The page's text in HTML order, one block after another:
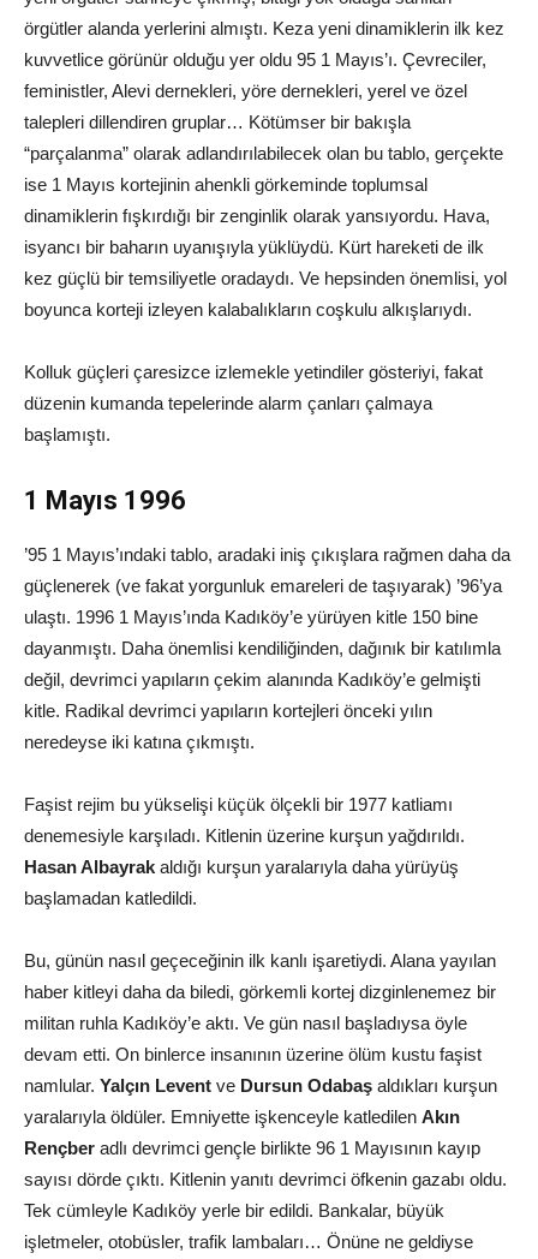
örgütler alanda yerlerini almıştı. Keza yeni dinamiklerin ilk kez
kuvvetlice görünür olduğu yer oldu 95 1 Mayıs’ı. Çevreciler,
feministler, Alevi dernekleri, yöre dernekleri, yerel ve özel
talepleri dillendiren gruplar… Kötümser bir bakışla
“parçalanma” olarak adlandırılabilecek olan bu tablo, gerçekte
ise 1 Mayıs kortejinin ahenkli görkeminde toplumsal
dinamiklerin fışkırdığı bir zenginlik olarak yansıyordu. Hava,
isyancı bir baharın uyanışıyla yüklüydü. Kürt hareketi de ilk
kez güçlü bir temsiliyetle oradaydı. Ve hepsinden önemlisi, yol
boyunca korteji izleyen kalabalıkların coşkulu alkışlarıydı.
Kolluk güçleri çaresizce izlemekle yetindiler gösteriyi, fakat
düzenin kumanda tepelerinde alarm çanları çalmaya
başlamıştı.
1 Mayıs 1996
’95 1 Mayıs’ındaki tablo, aradaki iniş çıkışlara rağmen daha da
güçlenerek (ve fakat yorgunluk emareleri de taşıyarak) ’96’ya
ulaştı. 1996 1 Mayıs’ında Kadıköy’e yürüyen kitle 150 bine
dayanmıştı. Daha önemlisi kendiliğinden, dağınık bir katılımla
değil, devrimci yapıların çekim alanında Kadıköy’e gelmişti
kitle. Radikal devrimci yapıların kortejleri önceki yılın
neredeyse iki katına çıkmıştı.
Faşist rejim bu yükselişi küçük ölçekli bir 1977 katliamı
denemesiyle karşıladı. Kitlenin üzerine kurşun yağdırıldı.
Hasan Albayrak aldığı kurşun yaralarıyla daha yürüyüş
başlamadan katledildi.
Bu, günün nasıl geçeceğinin ilk kanlı işaretiydi. Alana yayılan
haber kitleyi daha da biledi, görkemli kortej dizginlenemez bir
militan ruhla Kadıköy’e aktı. Ve gün nasıl başladıysa öyle
devam etti. On binlerce insanının üzerine ölüm kustu faşist
namlular. Yalçın Levent ve Dursun Odabaş aldıkları kurşun
yaralarıyla öldüler. Emniyette işkenceyle katledilen Akın
Rençber adlı devrimci gençle birlikte 96 1 Mayısının kayıp
sayısı dörde çıktı. Kitlenin yanıtı devrimci öfkenin gazabı oldu.
Tek cümleyle Kadıköy yerle bir edildi. Bankalar, büyük
işletmeler, otobüsler, trafik lambaları… Önüne ne geldiyse